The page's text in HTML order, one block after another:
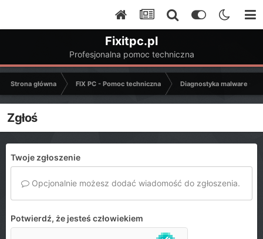
Fixitpc.pl
Profesjonalna pomoc techniczna
Strona główna FIX PC - Pomoc techniczna Diagnostyka malware -
Zgłoś
Twoje zgłoszenie
Opcjonalnie możesz dodać wiadomość do zgłoszenia.
Potwierdź, że jesteś człowiekiem